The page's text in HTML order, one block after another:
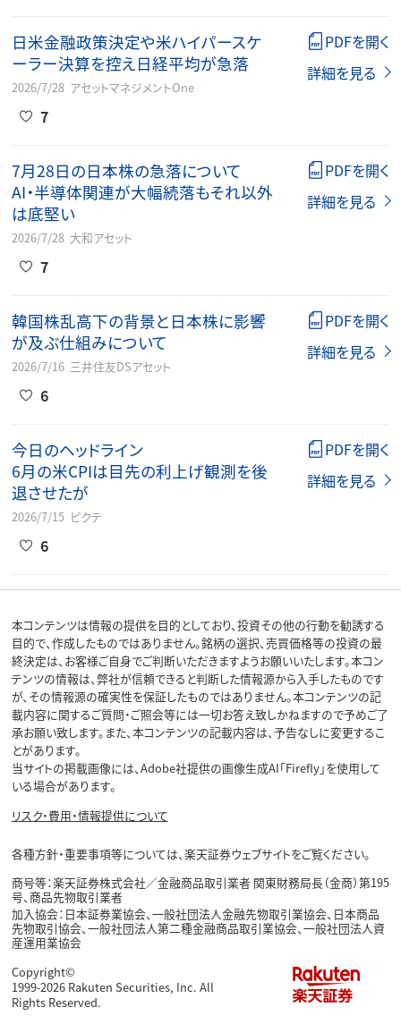
日米金融政策決定や米ハイパースケ
ーラー決算を控え日経平均が急落
2026/7/28 アセットマネジメントOne
7
PDFを開く
詳細を見る
7月28日の日本株の急落について
AI・半導体関連が大幅続落もそれ以外
は底堅い
2026/7/28 大和アセット
7
PDFを開く
詳細を見る
韓国株乱高下の背景と日本株に影響
が及ぶ仕組みについて
2026/7/16 三井住友DSアセット
6
PDFを開く
詳細を見る
今日のヘッドライン
6月の米CPIは目先の利上げ観測を後
退させたが
2026/7/15 ピクテ
6
PDFを開く
詳細を見る
本コンテンツは情報の提供を目的としており、投資その他の行動を勧誘する
目的で、作成したものではありません。銘柄の選択、売買価格等の投資の最
終決定は、お客様ご自身でご判断いただきますようお願いいたします。本コン
テンツの情報は、弊社が信頼できると判断した情報源から入手したものです
が、その情報源の確実性を保証したものではありません。本コンテンツの記
載内容に関するご質問・ご照会等には一切お答え致しかねますので予めご了
承お願い致します。また、本コンテンツの記載内容は、予告なしに変更するこ
とがあります。
当サイトの掲載画像には、Adobe社提供の画像生成AI「Firefly」を使用して
いる場合があります。
リスク・費用・情報提供について
各種方針・重要事項等については、楽天証券ウェブサイトをご覧ください。
商号等：楽天証券株式会社／金融商品取引業者 関東財務局長（金商）第195
号、商品先物取引業者
加入協会：日本証券業協会、一般社団法人金融先物取引業協会、日本商品
先物取引協会、一般社団法人第二種金融商品取引業協会、一般社団法人資
産運用業協会
Copyright©
1999-2026 Rakuten Securities, Inc. All
Rights Reserved.